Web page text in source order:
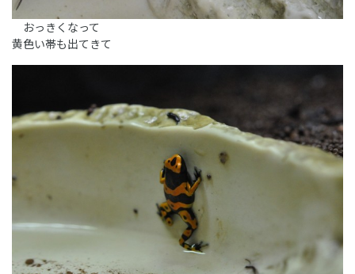
おっきくなって
黄色い帯も出てきて